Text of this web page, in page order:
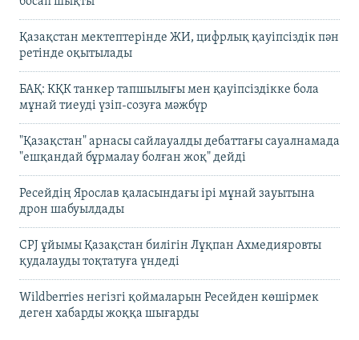
Қазақстан мектептерінде ЖИ, цифрлық қауіпсіздік пән
ретінде оқытылады
БАҚ: КҚК танкер тапшылығы мен қауіпсіздікке бола
мұнай тиеуді үзіп-созуға мәжбүр
"Қазақстан" арнасы сайлауалды дебаттағы сауалнамада
"ешқандай бұрмалау болған жоқ" дейді
Ресейдің Ярослав қаласындағы ірі мұнай зауытына
дрон шабуылдады
CPJ ұйымы Қазақстан билігін Лұқпан Ахмедияровты
қудалауды тоқтатуға үндеді
Wildberries негізгі қоймаларын Ресейден көшірмек
деген хабарды жоққа шығарды